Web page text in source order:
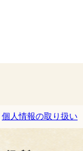
個人情報の取り扱い